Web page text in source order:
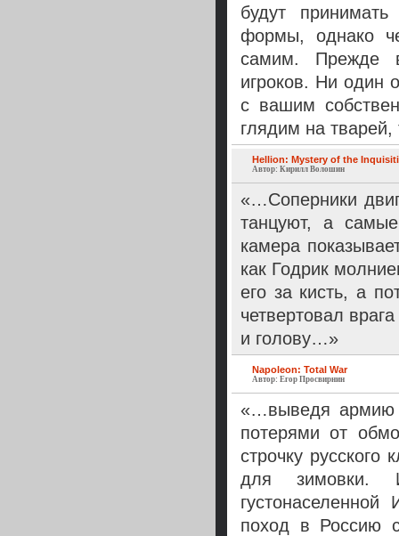
будут
формы, однако
самим. Прежде
игроков. Ни один
с вашим
глядим на
Hellion: Mystery of the
Автор: Кирилл Волошин
«…Соперники
танцуют, а
камера
как Годрик
его за кисть, а
четвертовал
и голову…»
Napoleon: Total War
Автор: Егор Просвирнин
«…выведя армию
потерями от
строчку русского
для зимовки.
поход в Россию